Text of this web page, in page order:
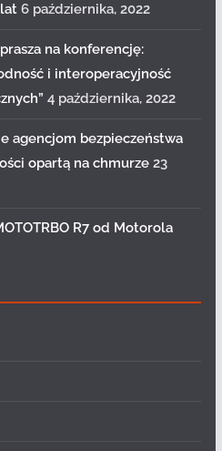
6 października, 2022
na konferencję:
i interoperacyjność
4 października, 2022
agencjom bezpieczeństwa
opartą na chmurze 23
R7 od Motorola